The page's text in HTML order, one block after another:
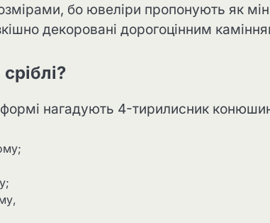
бо ювеліри пропонують як
декоровані дорогоцінним
нагадують 4-тирилисник